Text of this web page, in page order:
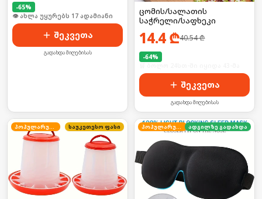
-65%
🛒 ბოლო 24სთ-ში იყიდა 27-მა
შეკვეთა
გადახდა მიღებისას
ცომის/სალათის
საჭრელი/საფხეკი
14.4₾40.54₾
-64%
შეკვეთა
გადახდა მიღებისას
პოპულარული საუკეთესო ფასი პოპულარული ადგილზე გადახდა